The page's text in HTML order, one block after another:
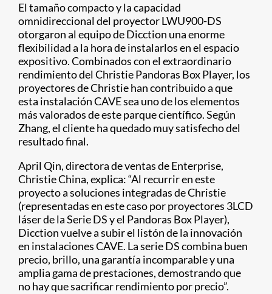
El tamaño compacto y la capacidad
omnidireccional del proyector LWU900-DS
otorgaron al equipo de Dicction una enorme
flexibilidad a la hora de instalarlos en el espacio
expositivo. Combinados con el extraordinario
rendimiento del Christie Pandoras Box Player, los
proyectores de Christie han contribuido a que
esta instalación CAVE sea uno de los elementos
más valorados de este parque científico. Según
Zhang, el cliente ha quedado muy satisfecho del
resultado final.
April Qin, directora de ventas de Enterprise,
Christie China, explica: “Al recurrir en este
proyecto a soluciones integradas de Christie
(representadas en este caso por proyectores 3LCD
láser de la Serie DS y el Pandoras Box Player),
Dicction vuelve a subir el listón de la innovación
en instalaciones CAVE. La serie DS combina buen
precio, brillo, una garantía incomparable y una
amplia gama de prestaciones, demostrando que
no hay que sacrificar rendimiento por precio”.